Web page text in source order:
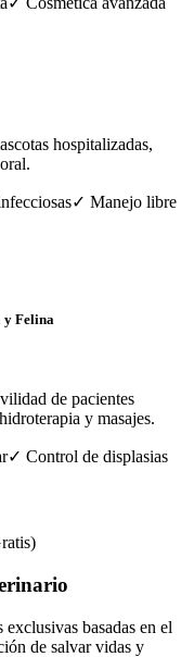
hospitalizadas,
✓ Manejo libre
y Felina
de pacientes
y masajes.
✓ Control de displasias
basadas en el
de salvar vidas y